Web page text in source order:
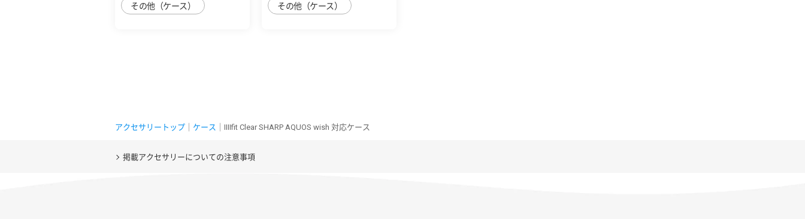
その他（ケース） その他（ケース）
アクセサリートップ ケース ｜IIIIfit Clear SHARP AQUOS wish 対応ケース
掲載アクセサリーについての注意事項